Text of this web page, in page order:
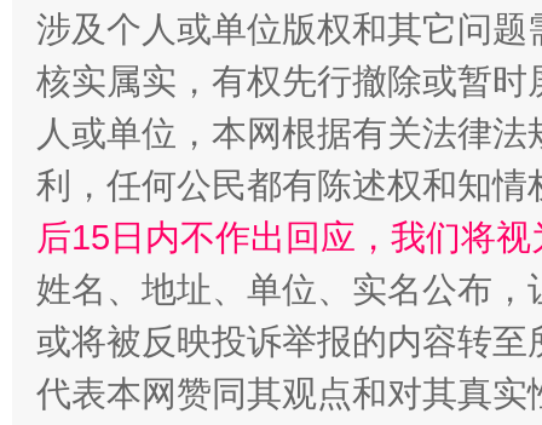
东山县通报“牛蛙产品抗生素超标问题” 法
涉及个人或单位版权和其它问题
核实属实，有权先行撤除或暂
人或单位，本网根据有关法律
利，任何公民都有陈述权和知情
后15日内不作出回应，我们将
姓名、地址、单位、实名公布
或将被反映投诉举报的内容转
代表本网赞同其观点和对其真实